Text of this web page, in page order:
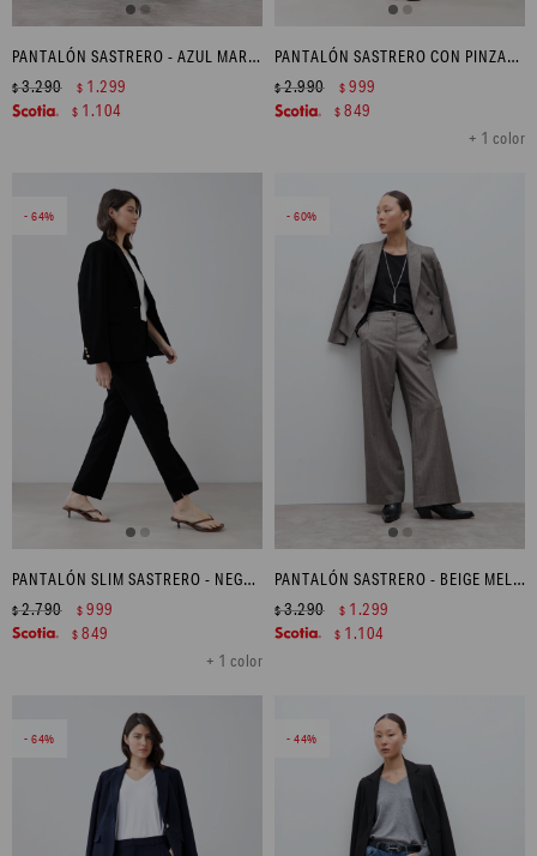
PANTALÓN SASTRERO - AZUL MARINO
$3.290 $ 1.299
$ 1.104
PANTALÓN SASTRERO CON PINZAS Y CINTURÓN - BEIGE
+ 1 color
$2.990 $ 999
$ 849
64
PANTALÓN SLIM SASTRERO - NEGRO
+ 1 color
$2.790 $ 999
$ 849
60
PANTALÓN SASTRERO - BEIGE MELANGE
$3.290 $ 1.299
$ 1.104
64 44